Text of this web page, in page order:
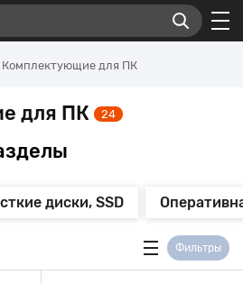
Комплектующие для ПК
для ПК 24
диски, SSD
Фильтры